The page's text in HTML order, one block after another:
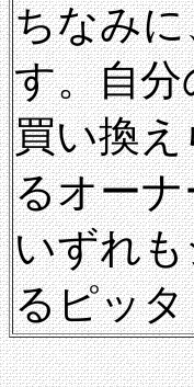
ちなみ
す。自
買い換
るオー
いずれ
るピッ